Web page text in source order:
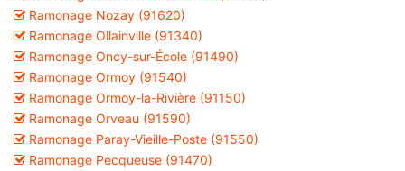
Ramonage Nozay (91620)
Ramonage Ollainville (91340)
Ramonage Oncy-sur-École (91490)
Ramonage Ormoy (91540)
Ramonage Ormoy-la-Rivière (91150)
Ramonage Orveau (91590)
Ramonage Paray-Vieille-Poste (91550)
Ramonage Pecqueuse (91470)